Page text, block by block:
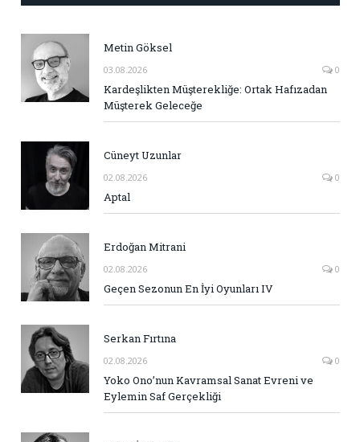
Metin Göksel
03.08.2026 0
Kardeşlikten Müşterekliğe: Ortak Hafızadan
Müşterek Geleceğe
Cüneyt Uzunlar
02.08.2026 0
Aptal
Erdoğan Mitrani
02.08.2026 0
Geçen Sezonun En İyi Oyunları IV
Serkan Fırtına
02.08.2026 0
Yoko Ono’nun Kavramsal Sanat Evreni ve
Eylemin Saf Gerçekliği